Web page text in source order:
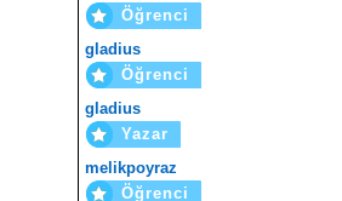
Öğrenci
gladius
Öğrenci
gladius
Yazar
melikpoyraz
Öğrenci